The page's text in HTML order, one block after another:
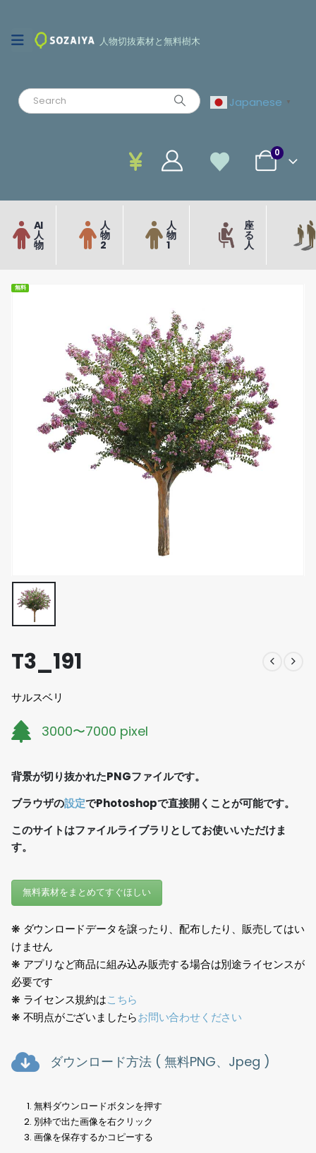
人物切抜素材と無料樹木
Japanese ▼
0
AI
人
物
人
物
2
人
物
1
座
る
人
無料
T3_191
サルスベリ
3000〜7000 pixel
背景が切り抜かれたPNGファイルです。
ブラウザの設定でPhotoshopで直接開くことが可能です。
このサイトはファイルライブラリとしてお使いいただけま
す。
無料素材をまとめてすぐほしい
❋ ダウンロードデータを譲ったり、配布したり、販売してはい
けません
❋ アプリなど商品に組み込み販売する場合は別途ライセンスが
必要です
❋ ライセンス規約はこちら
❋ 不明点がございましたらお問い合わせください
ダウンロード方法 ( 無料PNG、Jpeg )
無料ダウンロードボタンを押す
別枠で出た画像を右クリック
画像を保存するかコピーする